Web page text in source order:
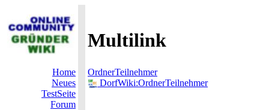
Multilink
Home
Neues
TestSeite
Forum
OrdnerTeilnehmer
DorfWiki:OrdnerTeilnehmer